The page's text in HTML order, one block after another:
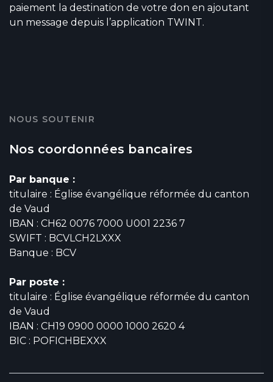
paiement la destination de votre don en ajoutant
un message depuis l’application TWINT.
NOUS SOUTENIR
Nos coordonnées bancaires
Par banque :
titulaire : Église évangélique réformée du canton
de Vaud
IBAN : CH62 0076 7000 U001 2236 7
SWIFT : BCVLCH2LXXX
Banque : BCV
Par poste :
titulaire : Église évangélique réformée du canton
de Vaud
IBAN : CH19 0900 0000 1000 2620 4
BIC : POFICHBEXXX